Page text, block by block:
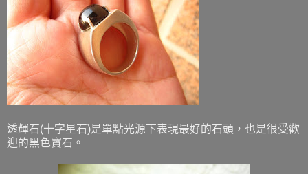
透輝石(十字星石)是單點光源下表現最好的石頭，也是很受歡
迎的黑色寶石。